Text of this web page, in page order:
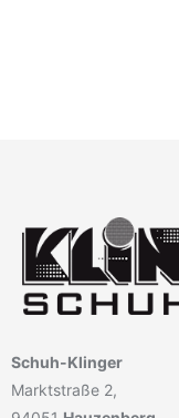
Schuh-Klinger
Marktstraße 2,